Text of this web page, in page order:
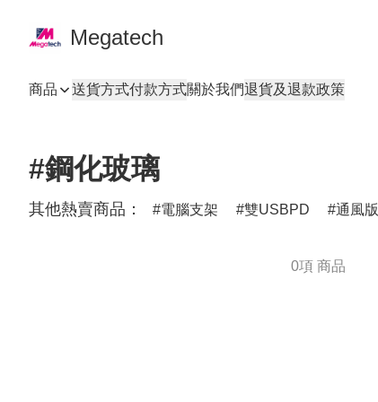
Megatech
商品 送貨方式付款方式關於我們退貨及退款政策
#鋼化玻璃
其他熱賣商品： 電腦支架 雙USBPD 通風版
0項 商品